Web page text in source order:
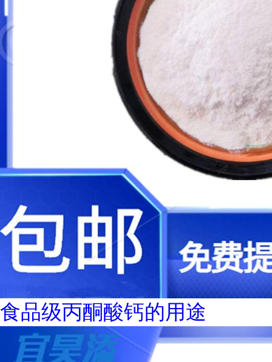
食品级丙酮酸钙的用途